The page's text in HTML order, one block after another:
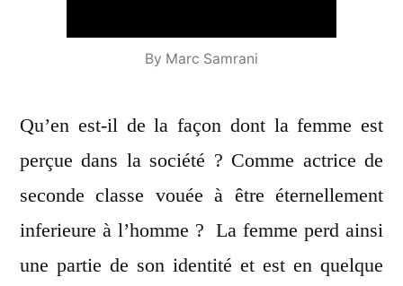
By Marc Samrani
Qu’en est-il de la façon dont la femme est
perçue dans la société ? Comme actrice de
seconde classe vouée à être éternellement
inferieure à l’homme ? La femme perd ainsi
une partie de son identité et est en quelque